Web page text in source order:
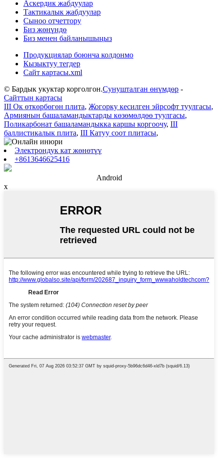
Аскердик жабдуулар
Тактикалык жабдуулар
Сыноо отчеттору
Биз жөнүндө
Биз менен байланышыңыз
Продукциялар боюнча колдонмо
Кызыктуу тегдер
Сайт картасы.xml
© Бардык укуктар корголгон.Сунушталган өнүмдөр -
Сайттын картасы
III Ок өткөрбөгөн плита, Жогорку кесилген эйрсофт туулгасы,
Армиянын башаламандыктарды көзөмөлдөө туулгасы,
Поликарбонат башаламандыкка каршы коргоочу, III
баллистикалык плита, III Катуу соот плитасы,
Электрондук кат жөнөтүү
+8613646625416
Android
x